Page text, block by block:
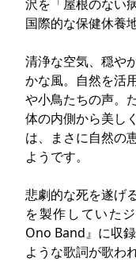
沢を「屋根のない
国際的な保健休養
清浄な空気、穏や
かな風。自然を活
や小鳥たちの声。
体の内側から美し
は、まさに自然の
ようです。
悲劇的な死を遂げ
を製作していた
Ono Band』に収
ような歌詞が歌わ